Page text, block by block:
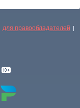
для правообладателей |